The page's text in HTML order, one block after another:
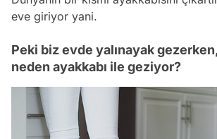
eve giriyor yani.
Peki biz evde yalınayak
neden ayakkabı ile geziyor?